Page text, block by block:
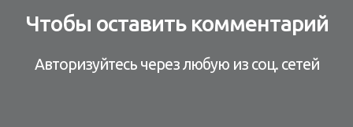
Чтобы оставить комментарий
Авторизуйтесь через любую из соц. сетей